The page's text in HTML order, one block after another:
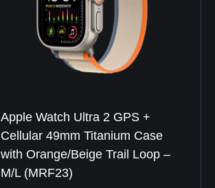
Apple Watch Ultra 2 GPS +
Cellular 49mm Titanium Case
with Orange/Beige Trail Loop –
M/L (MRF23)